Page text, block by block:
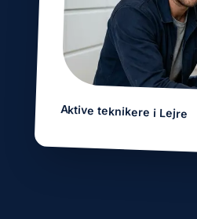
Aktive teknikere i Lejre